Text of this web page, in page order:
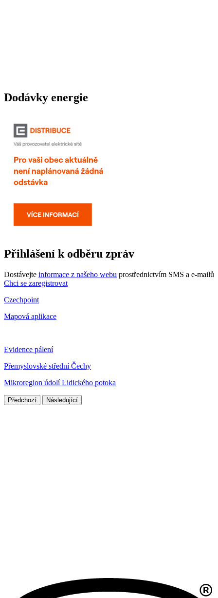
Dodávky energie
Přihlášení k odběru zpráv
Dostávejte informace z našeho webu prostřednictvím SMS a e-mailů
Chci se zaregistrovat
Czechpoint
Mapová aplikace
Evidence pálení
Přemyslovské střední Čechy
Mikroregion údolí Lidického potoka
Předchozí Následující